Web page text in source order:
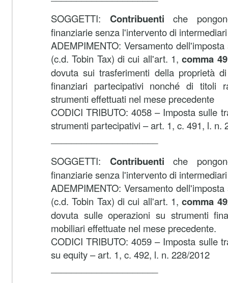
SOGGETTI: Contribuenti che
finanziarie senza l'intervento di
ADEMPIMENTO: Versamento
(c.d. Tobin Tax) di cui all'art. 1, comma
dovuta sui trasferimenti della proprietà
finanziari partecipativi nonché di titoli
strumenti effettuati nel mese precedente
CODICI TRIBUTO: 4058 – Imposta sulle
strumenti partecipativi – art. 1, c. 491, l. n.
SOGGETTI: Contribuentiche
finanziarie senza l'intervento di
ADEMPIMENTO: Versamento
(c.d. Tobin Tax) di cui all'art. 1,comma
dovuta sulle operazioni su strumenti
mobiliari effettuate nel mese precedente.
CODICI TRIBUTO:4059 – Imposta sulle
su equity – art. 1, c. 492, l. n. 228/2012